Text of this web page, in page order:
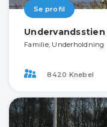
Se profil
Familie, Underholdning
8420 Knebel